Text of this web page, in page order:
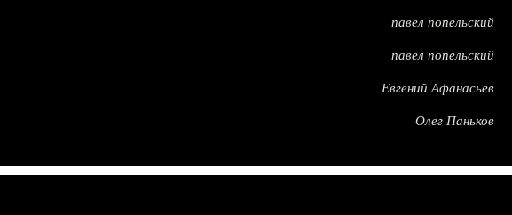
павел попельский
павел попельский
Евгений Афанасьев
Олег Паньков